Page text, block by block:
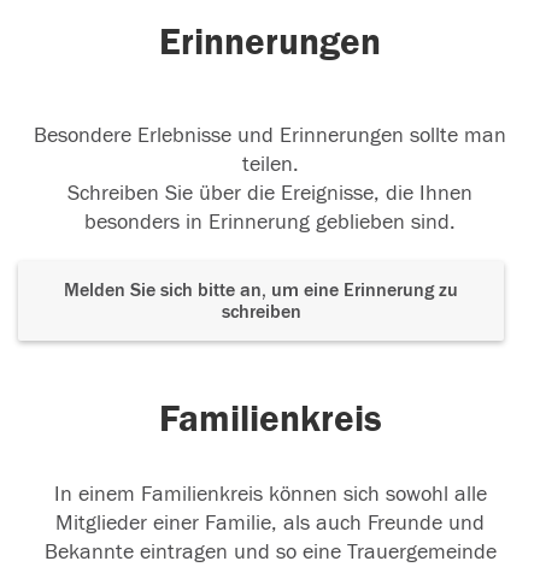
Erinnerungen
Besondere Erlebnisse und Erinnerungen sollte man
teilen.
Schreiben Sie über die Ereignisse, die Ihnen
besonders in Erinnerung geblieben sind.
Melden Sie sich bitte an, um eine Erinnerung zu
schreiben
Familienkreis
In einem Familienkreis können sich sowohl alle
Mitglieder einer Familie, als auch Freunde und
Bekannte eintragen und so eine Trauergemeinde